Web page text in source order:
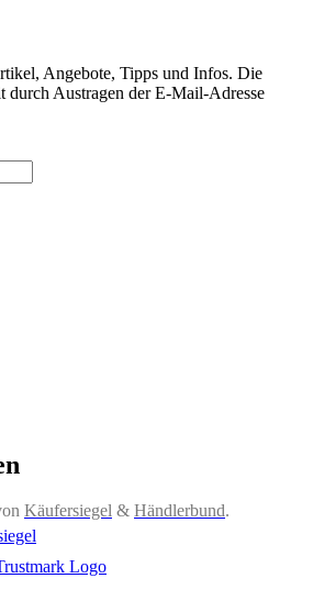
Angebote, Tipps und Infos. Die
durch Austragen der E-Mail-Adresse
Käufersiegel & Händlerbund.